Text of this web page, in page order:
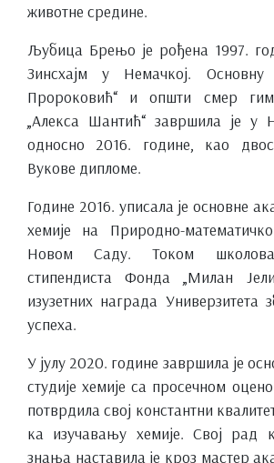
животне средине.
Љубица Брењо је рођена 1997.
Зинсхајм у Немачкој.
Пророковић“ и општи смер
„Алекса Шантић“ завршила је у
односно 2016. године, као
Вукове дипломе.
Године 2016. уписала је основне
хемије на Природно-
Новом Саду. Током
стипендиста Фонда „Милан
изузетних награда Универзитета
успеха.
У јулу 2020. године завршила је
студије хемије са просечном
потврдила свој константни
ка изучавању хемије. Свој рад
знања наставила је кроз мастер